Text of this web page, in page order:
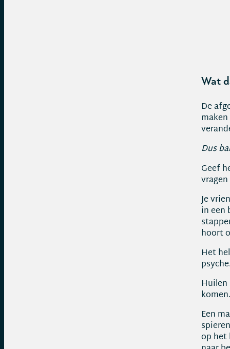
Wat
De
Dus
Geef
Je
in een
hoort
Het
Huilen
Een
op het